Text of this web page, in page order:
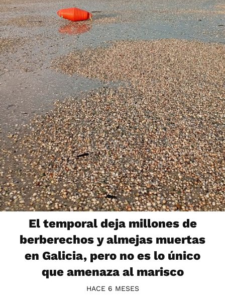
El temporal deja millones de
berberechos y almejas muertas
en Galicia, pero no es lo único
que amenaza al marisco
HACE 6 MESES